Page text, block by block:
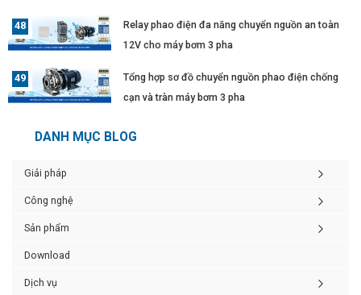
Relay phao điện đa năng chuyển nguồn an toàn
12V cho máy bơm 3 pha
Tổng hợp sơ đồ chuyển nguồn phao điện chống
cạn và tràn máy bơm 3 pha
DANH MỤC BLOG
Giải pháp
Công nghệ
Sản phẩm
Download
Dịch vụ